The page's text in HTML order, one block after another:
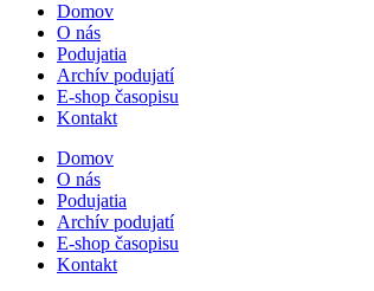
Domov
O nás
Podujatia
Archív podujatí
E-shop časopisu
Kontakt
Domov
O nás
Podujatia
Archív podujatí
E-shop časopisu
Kontakt